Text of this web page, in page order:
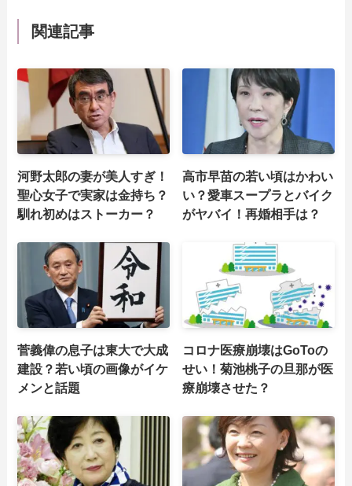
関連記事
河野太郎の妻が美人すぎ！
聖心女子で実家は金持ち？
馴れ初めはストーカー？
高市早苗の若い頃はかわい
い？愛車スープラとバイク
がヤバイ！再婚相手は？
菅義偉の息子は東大で大成
建設？若い頃の画像がイケ
メンと話題
コロナ医療崩壊はGoToの
せい！菊池桃子の旦那が医
療崩壊させた？